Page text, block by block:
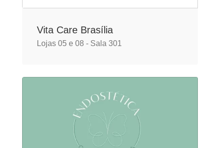
Vita Care Brasília
Lojas 05 e 08 - Sala 301